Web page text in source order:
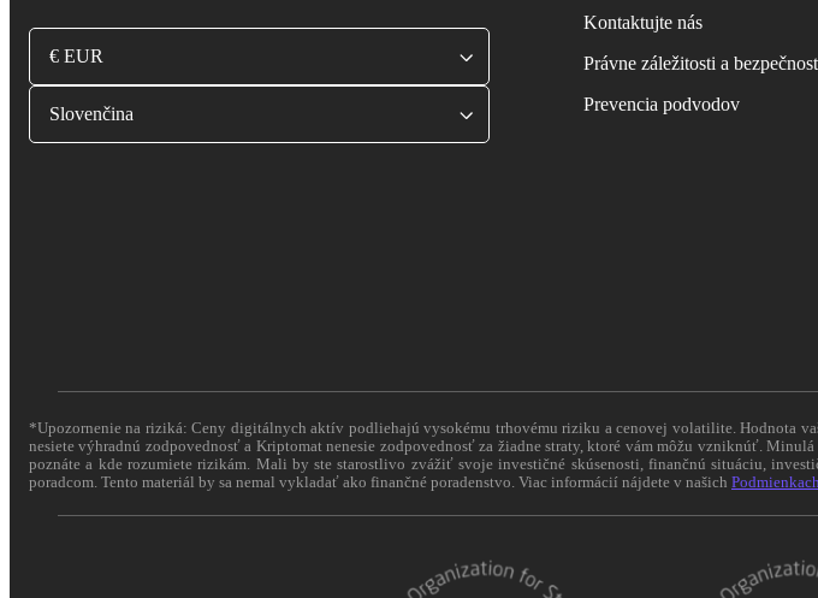
€ EUR
Slovenčina
Kontaktujte nás
Právne záležitosti a
Prevencia podvodov
*Upozornenie na riziká: Ceny digitálnych aktív podliehajú vysokému trhovému riziku a cenovej volatilite. Hodnota
nesiete výhradnú zodpovednosť a Kriptomat nenesie zodpovednosť za žiadne straty, ktoré vám môžu vzniknúť.
poznáte a kde rozumiete rizikám. Mali by ste starostlivo zvážiť svoje investičné skúsenosti, finančnú situáciu,
poradcom. Tento materiál by sa nemal vykladať ako finančné poradenstvo. Viac informácií nájdete v našich